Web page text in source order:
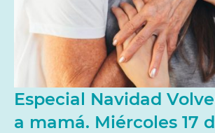
Especial Navidad
a mamá. Miércoles 17